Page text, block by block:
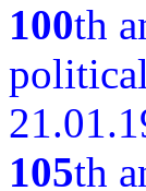
100th
105th